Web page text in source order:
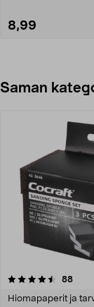
8,99
Saman
88
Hiomapaperit ja
4.5